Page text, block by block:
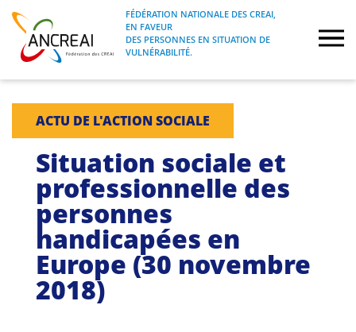
Skip
content
ANCREAI
FÉDÉRATION NATIONALE DES CREAI, EN
FAVEUR DES PERSONNES EN SITUATION
FÉDÉRATION NATIONALE DES CREAI,
EN FAVEUR
DES PERSONNES EN SITUATION DE
VULNÉRABILITÉ.
À propos
Journées nationales
Formations
Projets Fédéraux
ACTU DE L'ACTION SOCIALE
Situation sociale et
professionnelle des
personnes
handicapées en
Europe (30 novembre
2018)